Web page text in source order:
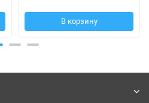
В корзину